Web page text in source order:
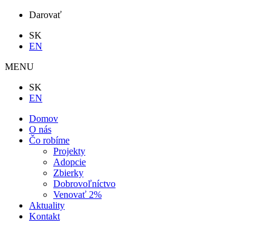
Darovať
SK
EN
MENU
SK
EN
Domov
O nás
Čo robíme
Projekty
Adopcie
Zbierky
Dobrovoľníctvo
Venovať 2%
Aktuality
Kontakt